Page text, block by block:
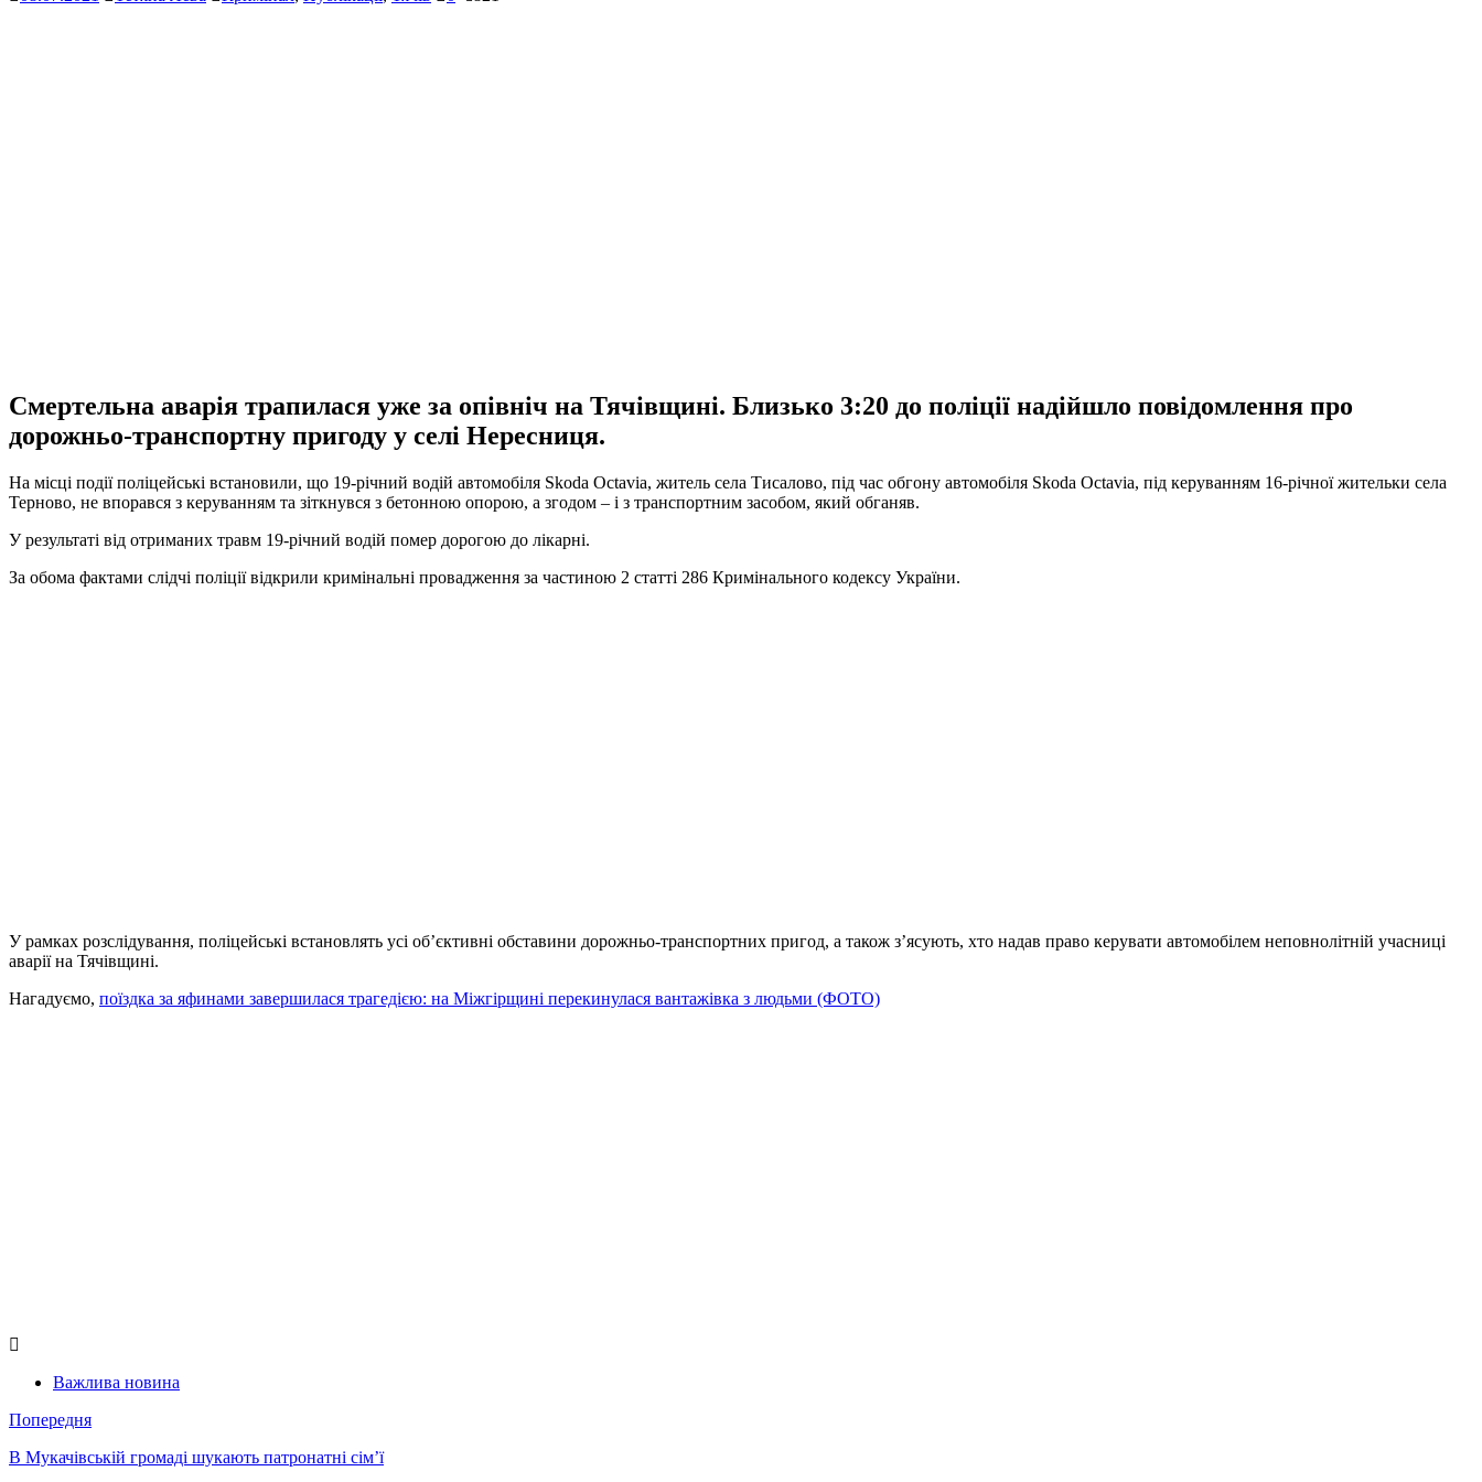
Смертельна аварія трапилася уже за опівніч на Тячівщині. Близько 3:20 до поліції надійшло повідомлення про
дорожньо-транспортну пригоду у селі Нересниця.
На місці події поліцейські встановили, що 19-річний водій автомобіля Skoda Octavia, житель села Тисалово, під час обгону автомобіля Skoda Octavia, під керуванням 16-річної жительки села
Терново, не впорався з керуванням та зіткнувся з бетонною опорою, а згодом – і з транспортним засобом, який обганяв.
У результаті від отриманих травм 19-річний водій помер дорогою до лікарні.
За обома фактами слідчі поліції відкрили кримінальні провадження за частиною 2 статті 286 Кримінального кодексу України.
У рамках розслідування, поліцейські встановлять усі об’єктивні обставини дорожньо-транспортних пригод, а також з’ясують, хто надав право керувати автомобілем неповнолітній учасниці
аварії на Тячівщині.
Нагадуємо, поїздка за яфинами завершилася трагедією: на Міжгірщині перекинулася вантажівка з людьми (ФОТО)
Важлива новина
Попередня
В Мукачівській громаді шукають патронатні сім’ї